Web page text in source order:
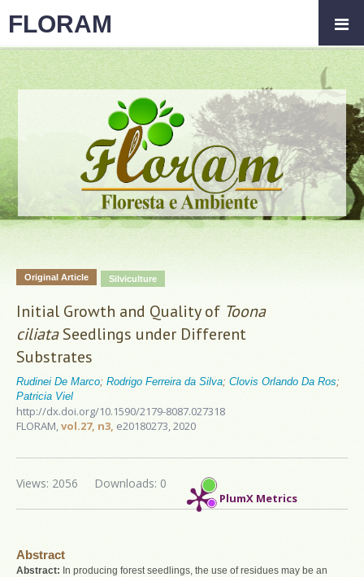
Original Article Silviculture
Initial Growth and Quality of Toona
ciliataSeedlings under Different
Substrates
Rudinei De Marco; Rodrigo Ferreira da Silva; Clovis Orlando Da Ros;
Patricia Viel
http://dx.doi.org/10.1590/2179-8087.027318
FLORAM,vol.27, n3, e20180273, 2020
PlumX Metrics
Downloads: 0
Views: 2056
Abstract
Abstract: In producing forest seedlings, the use of residues may be an
FLORAM